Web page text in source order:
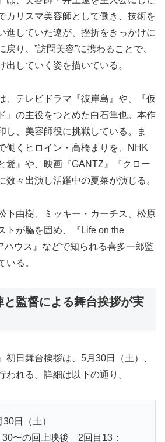
カリスマ美容師として働き、技術を
進していた遼が、挫折をきっかけに
り、”訪問美容”に携わることで、
出していく姿を描いている。
、テレビドラマ『彼岸島』や、『仮
』の主役をつとめた白石隼也。本作
し、美容師役に挑戦している。ま
働くヒロイン・高橋まりを、NHK
愛』や、映画『GANTZ』『クロー
数々出演し活躍中の夏菜が演じる。
下由樹、ミッキー・カーチス、松原
トが脇を固め、『Life on the
ハウス』などで知られる喜多一郎監
いる。
と監督による舞台挨拶が実
初日舞台挨拶は、5月30日（土）、
われる。詳細は以下の通り。
日（土）
30〜の回上映後 2回目13：